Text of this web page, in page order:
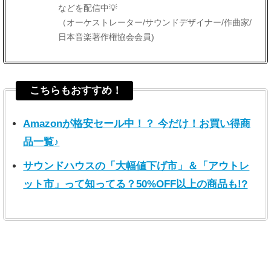
などを配信中💡
（オーケストレーター/サウンドデザイナー/作曲家/
日本音楽著作権協会会員)
こちらもおすすめ！
Amazonが格安セール中！？ 今だけ！お買い得商
品一覧♪
サウンドハウスの「大幅値下げ市」＆「アウトレ
ット市」って知ってる？50%OFF以上の商品も!?